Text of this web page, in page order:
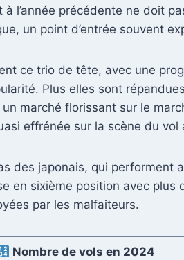
l’année précédente ne doit
un point d’entrée souvent
ce trio de tête, avec une
Plus elles sont
marché florissant sur le
effrénée sur la scène du vol
des japonais, qui performent
sixième position avec plus
par les malfaiteurs.
Nombre de vols en 2024